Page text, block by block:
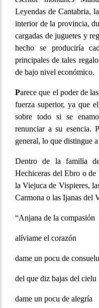
Leyendas de Cantabria,
interior de la provincia,
cargadas de juguetes y
hecho se produciría
principales de tales
de bajo nivel económico.
Parece que el poder de
fuerza superior, ya que
sobre todo si se
renunciar a su esencia.
general, lo que distingue
Dentro de la familia
Hechiceras del Ebro o
la Viejuca de Vispieres,
Carmona o las Ijanas del
“Anjana de la compasión
alíviame el corazón
dame un pocu de consuelu
del que diz bajas del cielu
dame un pocu de alegría